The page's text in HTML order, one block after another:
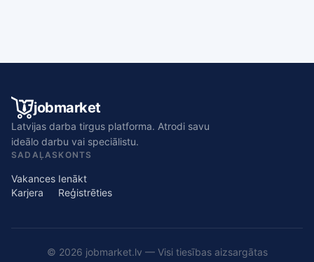
jobmarket
Latvijas darba tirgus platforma. Atrodi savu
ideālo darbu vai speciālistu.
SADAĻAS
Vakances
Karjera
KONTS
Ienākt
Reģistrēties
© 2026 jobmarket.lv — Visi tiesības aizsargātas